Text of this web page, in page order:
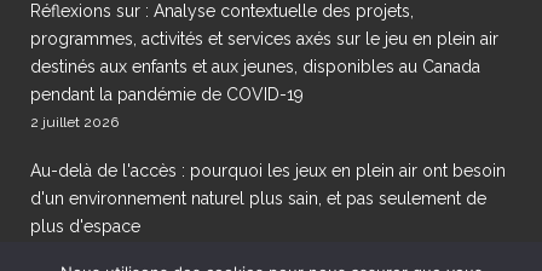
Réflexions sur : Analyse contextuelle des projets,
programmes, activités et services axés sur le jeu en plein air
destinés aux enfants et aux jeunes, disponibles au Canada
pendant la pandémie de COVID-19
2 juillet 2026
Au-delà de l'accès : pourquoi les jeux en plein air ont besoin
d'un environnement naturel plus sain, et pas seulement de
plus d'espace